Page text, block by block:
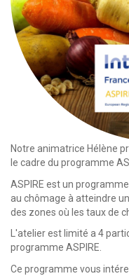
Notre animatrice Hélène
le cadre du programme
ASPIRE est un
au chômage à atteindre
des zones où les taux de
L'atelier est limité a 4
programme ASPIRE.
Ce programme vous